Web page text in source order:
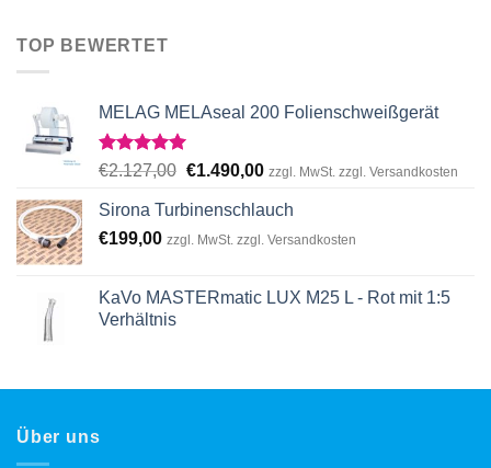
TOP BEWERTET
MELAG MELAseal 200 Folienschweißgerät
Rated5.00
€2.127,00 Original
was:
€2.127,00.
€1.490,00Current
is:
€1.490,00.
zzgl. MwSt. zzgl. Versandkosten
Sirona Turbinenschlauch
€199,00 zzgl. MwSt. zzgl. Versandkosten
KaVo MASTERmatic LUX M25 L - Rot mit 1:5
Verhältnis
Über uns